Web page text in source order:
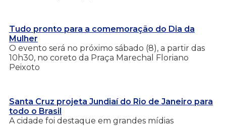
Tudo pronto para a comemoração do Dia da
Mulher
O evento será no próximo sábado (8), a partir das
10h30, no coreto da Praça Marechal Floriano
Peixoto
Santa Cruz projeta Jundiaí do Rio de Janeiro para
todo o Brasil
A cidade foi destaque em grandes mídias